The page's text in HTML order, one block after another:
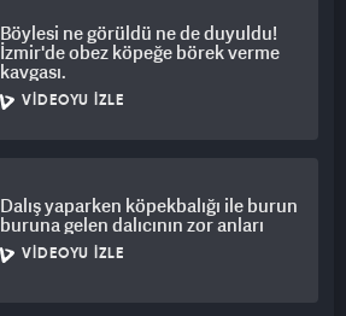
Böylesi ne görüldü ne de duyuldu!
İzmir'de obez köpeğe börek verme
kavgası.
VIDEOYU İZLE
Dalış yaparken köpekbalığı ile burun
buruna gelen dalıcının zor anları
VIDEOYU İZLE